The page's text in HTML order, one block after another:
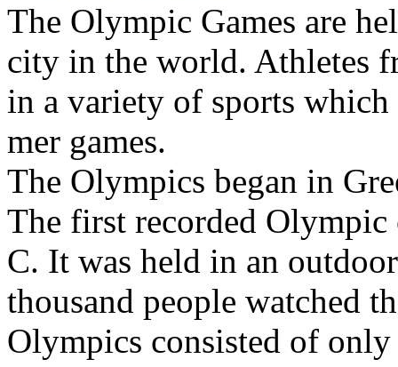
The Olympic Games are
city in the world. Athletes
in a variety of sports
mer games.
The Olympics began in
The first recorded
C. It was held in an
thousand people watched
Olympics consisted of only